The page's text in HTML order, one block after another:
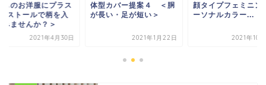
ものお洋服にプラス
ストールで柄を入
みませんか？＞
2021年4月30日
体型カバー提案４ ＜胴
が長い・足が短い＞
2021年1月22日
顔タイプフェミニン
ーソナルカラー...
2021年10